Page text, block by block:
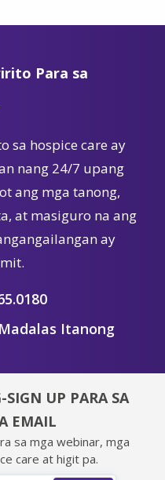
Para sa
sa hospice care ay
nang 24/7 upang
ang mga tanong,
at masiguro na ang
ay
Itanong
UP PARA SA
EMAIL
sa mga webinar, mga
care at higit pa.